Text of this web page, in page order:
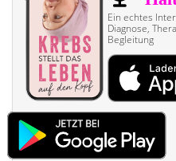
Ein echtes
Diagnose,
Begleitung